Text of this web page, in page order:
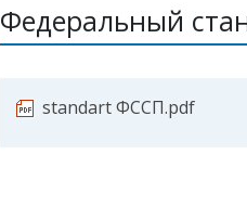
Федеральный
standart ФССП.pdf